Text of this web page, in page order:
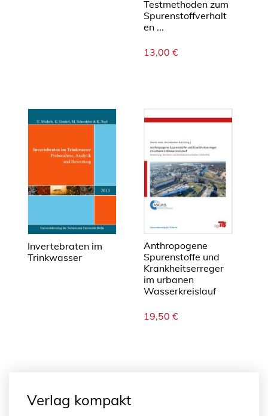
Testmethoden zum
Spurenstoffverhalt
en ...
13,00 €
Invertebraten im
Trinkwasser
Anthropogene
Spurenstoffe und
Krankheitserreger
im urbanen
Wasserkreislauf
19,50 €
Verlag kompakt